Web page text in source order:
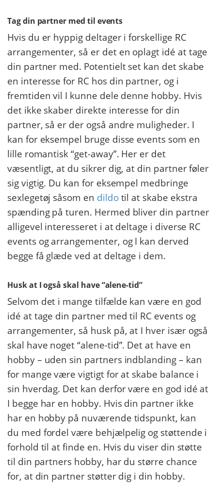
Tag din partner med til events
Hvis du er hyppig deltager i forskellige RC
arrangementer, så er det en oplagt idé at tage
din partner med. Potentielt set kan det skabe
en interesse for RC hos din partner, og i
fremtiden vil I kunne dele denne hobby. Hvis
det ikke skaber direkte interesse for din
partner, så er der også andre muligheder. I
kan for eksempel bruge disse events som en
lille romantisk “get-away”. Her er det
væsentligt, at du sikrer dig, at din partner føler
sig vigtig. Du kan for eksempel medbringe
sexlegetøj såsom en dildotil at skabe ekstra
spænding på turen. Hermed bliver din partner
alligevel interesseret i at deltage i diverse RC
events og arrangementer, og I kan derved
begge få glæde ved at deltage i dem.
Husk at I også skal have “alene-tid”
Selvom det i mange tilfælde kan være en god
idé at tage din partner med til RC events og
arrangementer, så husk på, at I hver især også
skal have noget “alene-tid”. Det at have en
hobby – uden sin partners indblanding – kan
for mange være vigtigt for at skabe balance i
sin hverdag. Det kan derfor være en god idé at
I begge har en hobby. Hvis din partner ikke
har en hobby på nuværende tidspunkt, kan
du med fordel være behjælpelig og støttende i
forhold til at finde en. Hvis du viser din støtte
til din partners hobby, har du større chance
for, at din partner støtter dig i din hobby.